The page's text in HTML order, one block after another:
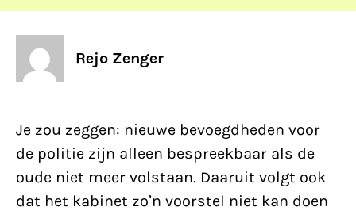
Rejo Zenger
Je zou zeggen: nieuwe bevoegdheden voor
de politie zijn alleen bespreekbaar als de
oude niet meer volstaan. Daaruit volgt ook
dat het kabinet zo’n voorstel niet kan doen